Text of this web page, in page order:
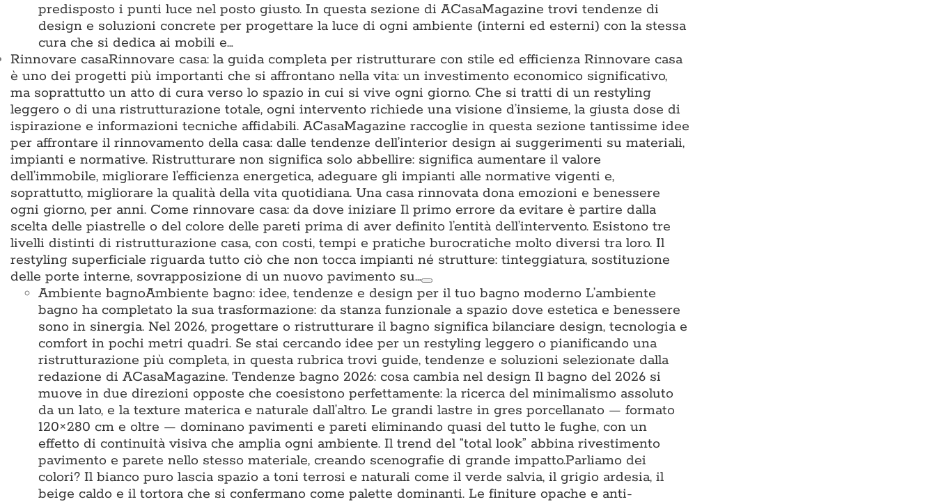
predisposto i punti luce nel posto giusto. In questa sezione di ACasaMagazine trovi tendenze di
design e soluzioni concrete per progettare la luce di ogni ambiente (interni ed esterni) con la stessa
cura che si dedica ai mobili e…
Rinnovare casaRinnovare casa: la guida completa per ristrutturare con stile ed efficienza Rinnovare casa
è uno dei progetti più importanti che si affrontano nella vita: un investimento economico significativo,
ma soprattutto un atto di cura verso lo spazio in cui si vive ogni giorno. Che si tratti di un restyling
leggero o di una ristrutturazione totale, ogni intervento richiede una visione d’insieme, la giusta dose di
ispirazione e informazioni tecniche affidabili. ACasaMagazine raccoglie in questa sezione tantissime idee
per affrontare il rinnovamento della casa: dalle tendenze dell’interior design ai suggerimenti su materiali,
impianti e normative. Ristrutturare non significa solo abbellire: significa aumentare il valore
dell’immobile, migliorare l’efficienza energetica, adeguare gli impianti alle normative vigenti e,
soprattutto, migliorare la qualità della vita quotidiana. Una casa rinnovata dona emozioni e benessere
ogni giorno, per anni. Come rinnovare casa: da dove iniziare Il primo errore da evitare è partire dalla
scelta delle piastrelle o del colore delle pareti prima di aver definito l’entità dell’intervento. Esistono tre
livelli distinti di ristrutturazione casa, con costi, tempi e pratiche burocratiche molto diversi tra loro. Il
restyling superficiale riguarda tutto ciò che non tocca impianti né strutture: tinteggiatura, sostituzione
delle porte interne, sovrapposizione di un nuovo pavimento su…
Ambiente bagnoAmbiente bagno: idee, tendenze e design per il tuo bagno moderno L’ambiente
bagno ha completato la sua trasformazione: da stanza funzionale a spazio dove estetica e benessere
sono in sinergia. Nel 2026, progettare o ristrutturare il bagno significa bilanciare design, tecnologia e
comfort in pochi metri quadri. Se stai cercando idee per un restyling leggero o pianificando una
ristrutturazione più completa, in questa rubrica trovi guide, tendenze e soluzioni selezionate dalla
redazione di ACasaMagazine. Tendenze bagno 2026: cosa cambia nel design Il bagno del 2026 si
muove in due direzioni opposte che coesistono perfettamente: la ricerca del minimalismo assoluto
da un lato, e la texture materica e naturale dall’altro. Le grandi lastre in gres porcellanato — formato
120×280 cm e oltre — dominano pavimenti e pareti eliminando quasi del tutto le fughe, con un
effetto di continuità visiva che amplia ogni ambiente. Il trend del “total look” abbina rivestimento
pavimento e parete nello stesso materiale, creando scenografie di grande impatto.Parliamo dei
colori? Il bianco puro lascia spazio a toni terrosi e naturali come il verde salvia, il grigio ardesia, il
beige caldo e il tortora che si confermano come palette dominanti. Le finiture opache e anti-